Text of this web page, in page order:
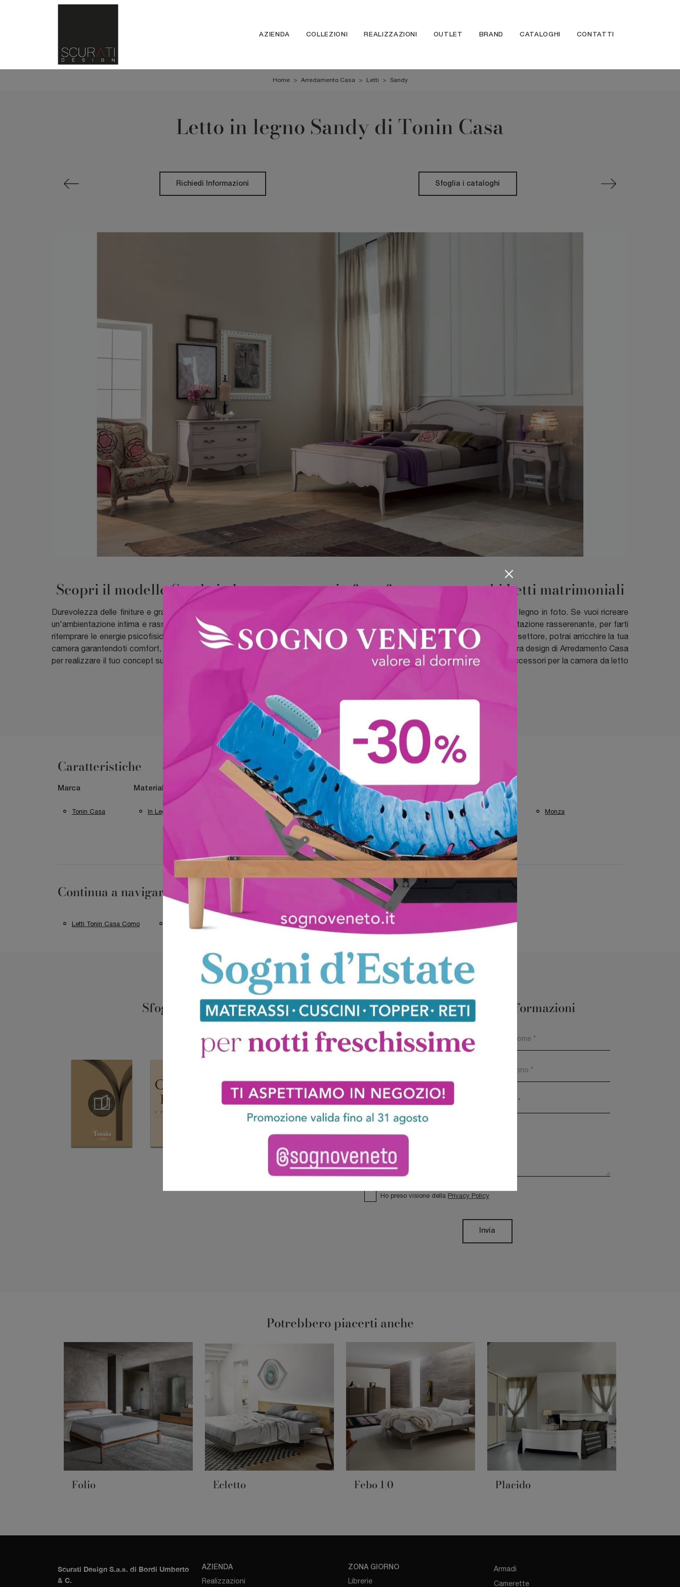
AZIENDA COLLEZIONI REALIZZAZIONI OUTLET BRAND CATALOGHI CONTATTI
Home > Arredamento Casa > Letti > Sandy
Letto in legno Sandy di Tonin Casa
Richiedi Informazioni Sfoglia i cataloghi
Scopri il modello Sandy in legno mostrato in foto: fa per te se cerchi Letti matrimoniali
Durevolezza delle finiture e grande comfort sono gli ingredienti che connotano tutti i prodotti del brand, tra cui anche il letto in legno in foto. Se vuoi ricreare
un'ambientazione intima e rasserenante, il modello presente in foto fa per te: nella stanza del riposo dovrai ricreare un'ambientazione rasserenante, per farti
ritemprare le energie psicofisiche come meritate. Con il Letto in legno Sandy di Tonin Casadel rinomato brand, specialista del settore, potrai arricchire la tua
camera garantendoti comfort, funzionalità e uno stile raffinato. Se vuoi allestire spazi classici, ti aspettiamo per proporti la nostra design di Arredamento Casa
per realizzare il tuo concept su misura. Scopri nel nostro showroom un ricco catalogo di Letti con testiera, mobili ed elementi accessori per la camera da letto
Caratteristiche
Marca
Tonin Casa
Materiale
In Legno
Stile
Classici
Tipologia
Con Testiera Como Milano Monza
Varese
Continua a navigare
Letti Tonin Casa Como Letti Tonin Casa Milano Letti Tonin Casa Monza Letti Tonin Casa Varese
Sfoglia i cataloghi Richiedi Maggiori Informazioni
Ho preso visione della Privacy Policy
Invia
Potrebbero piacerti anche
Folio Ecletto Febo 1|0 Placido
Scurati Design S.a.s. di Bordi Umberto
& C.
AZIENDA
Realizzazioni
ZONA GIORNO
Librerie
Armadi
Camerette